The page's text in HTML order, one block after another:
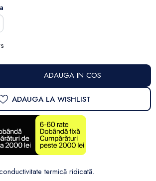
ADAUGA IN COS
ADAUGA LA WISHLIST
termică ridicată.